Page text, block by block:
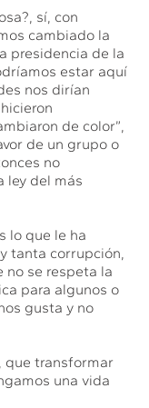
sí, con
cambiado la
presidencia de la
estar aquí
nos dirían
de color”,
de un grupo o
no
ley del más
lo que le ha
tanta corrupción,
no se respeta la
para algunos o
gusta y no
que transformar
una vida